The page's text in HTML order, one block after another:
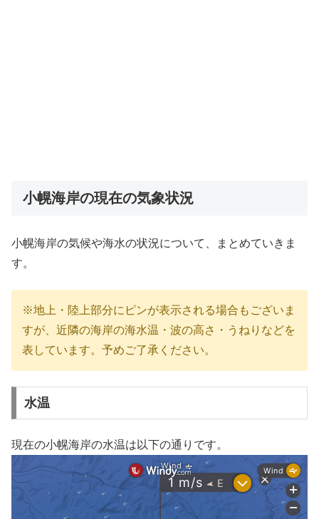
小幌海岸の現在の気象状況
小幌海岸の気候や海水の状況について、まとめていきま
す。
※地上・陸上部分にピンが表示される場合もございま
すが、近隣の海岸の海水温・波の高さ・うねりなどを
表しています。予めご了承ください。
水温
現在の小幌海岸の水温は以下の通りです。